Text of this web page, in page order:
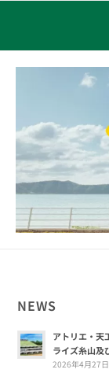
NEWS
アトリエ・天
ライズ糸山及
2026年4月27